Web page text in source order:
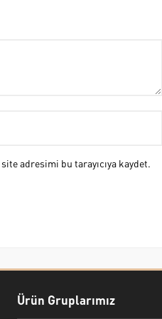
adresimi bu tarayıcıya kaydet.
Ürün Gruplarımız